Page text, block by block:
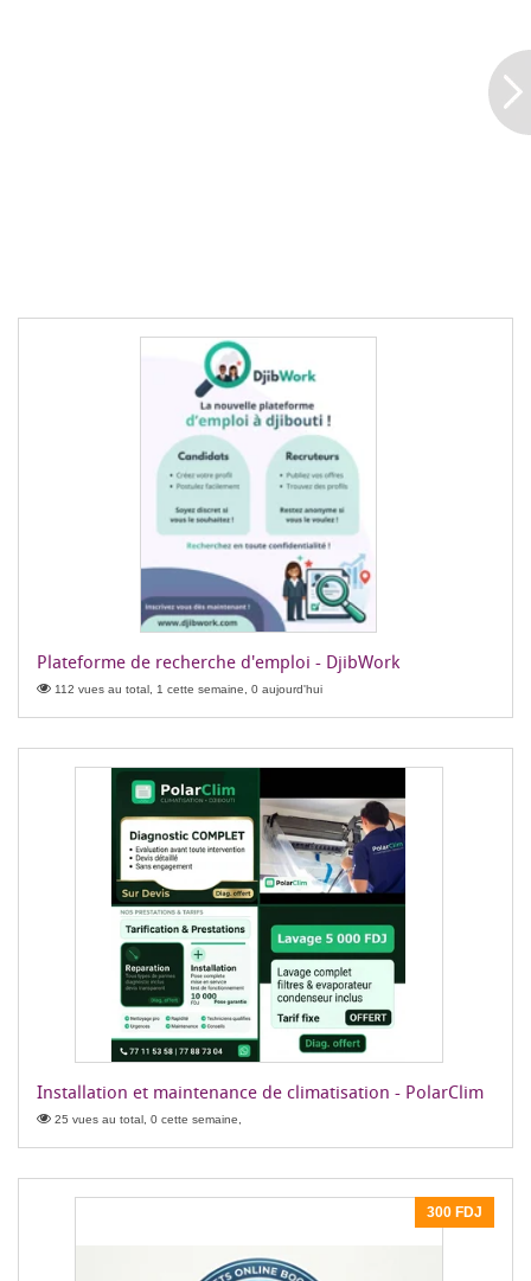
Plateforme de recherche d'emploi - DjibWork
112 vues au total, 1 cette semaine, 0 aujourd'hui
Installation et maintenance de climatisation - PolarClim
25 vues au total, 0 cette semaine,
300 FDJ